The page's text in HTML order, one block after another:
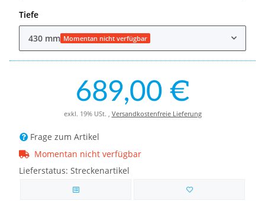
Tiefe
430 mm Momentan nicht verfügbar
689,00 €
exkl. 19% USt. , Versandkostenfreie Lieferung
Frage zum Artikel
Momentan nicht verfügbar
Lieferstatus: Streckenartikel